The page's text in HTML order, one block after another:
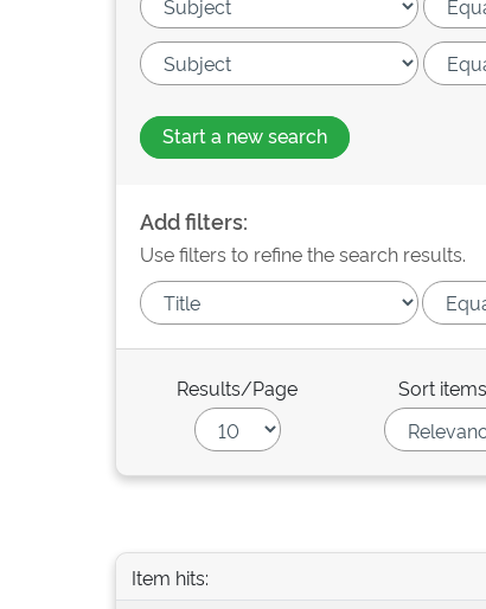
Start a new search
Add filters:
Use filters to refine the search results.
Results/Page Sort
Item hits: